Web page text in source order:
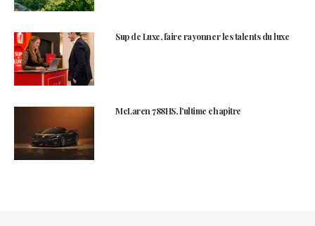
Sup de Luxe, faire rayonner les talents du luxe
McLaren 788HS, l’ultime chapitre